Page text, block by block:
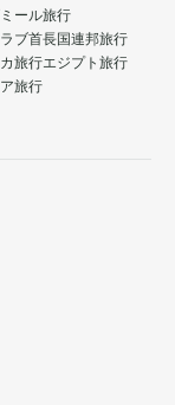
ール旅行
ブ首長国連邦旅行
旅行エジプト旅行
旅行